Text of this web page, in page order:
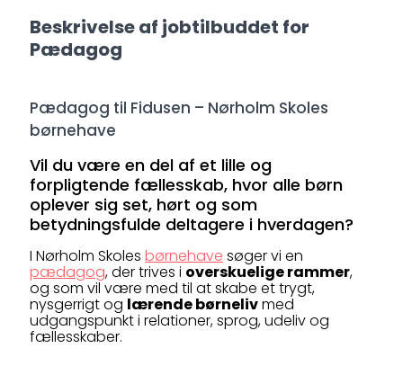
Beskrivelse af jobtilbuddet for
Pædagog
Pædagog til Fidusen – Nørholm Skoles
børnehave
Vil du være en del af et lille og
forpligtende fællesskab, hvor alle børn
oplever sig set, hørt og som
betydningsfulde deltagere i hverdagen?
I Nørholm Skoles børnehave søger vi en
pædagog, der trives i overskuelige rammer,
og som vil være med til at skabe et trygt,
nysgerrigt og lærende børnelivmed
udgangspunkt i relationer, sprog, udeliv og
fællesskaber.